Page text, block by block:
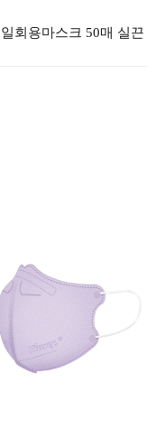
회용마스크 50매 실끈